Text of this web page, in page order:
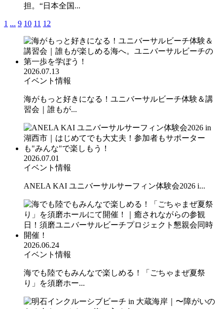
担。“日本全国...
1 ... 9 10 11 12
2026.07.13
イベント情報
海がもっと好きになる！ユニバーサルビーチ体験＆講
習会｜誰もが...
2026.07.01
イベント情報
ANELA KAI ユニバーサルサーフィン体験会2026 i...
2026.06.24
イベント情報
海でも陸でもみんなで楽しめる！「ごちゃまぜ夏祭
り」を須磨ホー...